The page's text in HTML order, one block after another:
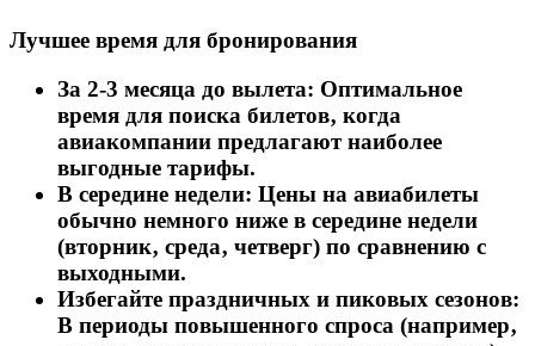
Лучшее время для бронирования
За 2-3 месяца до вылета: Оптимальное
время для поиска билетов‚ когда
авиакомпании предлагают наиболее
выгодные тарифы.
В середине недели: Цены на авиабилеты
обычно немного ниже в середине недели
(вторник‚ среда‚ четверг) по сравнению с
выходными.
Избегайте праздничных и пиковых сезонов:
В периоды повышенного спроса (например‚